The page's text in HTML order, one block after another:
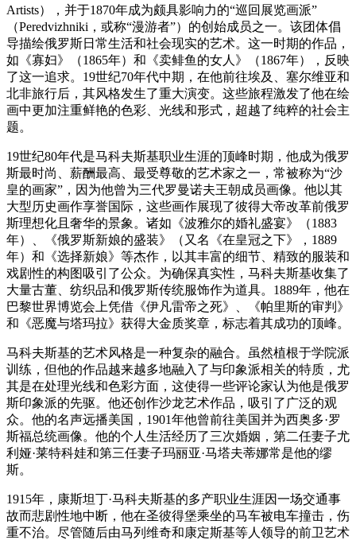
Artists），并于1870年成为颇具影响力的“巡回展览画派”
（Peredvizhniki，或称“漫游者”）的创始成员之一。该团体倡
导描绘俄罗斯日常生活和社会现实的艺术。这一时期的作品，
如《寡妇》（1865年）和《卖鲱鱼的女人》（1867年），反映
了这一追求。19世纪70年代中期，在他前往埃及、塞尔维亚和
北非旅行后，其风格发生了重大演变。这些旅程激发了他在绘
画中更加注重鲜艳的色彩、光线和形式，超越了纯粹的社会主
题。
19世纪80年代是马科夫斯基职业生涯的顶峰时期，他成为俄罗
斯最时尚、薪酬最高、最受尊敬的艺术家之一，常被称为“沙
皇的画家”，因为他曾为三代罗曼诺夫王朝成员画像。他以其
大型历史画作享誉国际，这些画作展现了彼得大帝改革前俄罗
斯理想化且奢华的景象。诸如《波雅尔的婚礼盛宴》（1883
年）、《俄罗斯新娘的盛装》（又名《在皇冠之下》，1889
年）和《选择新娘》等杰作，以其丰富的细节、精致的服装和
戏剧性的构图吸引了公众。为确保真实性，马科夫斯基收集了
大量古董、纺织品和俄罗斯传统服饰作为道具。1889年，他在
巴黎世界博览会上凭借《伊凡雷帝之死》、《帕里斯的审判》
和《恶魔与塔玛拉》获得大金质奖章，标志着其成功的顶峰。
马科夫斯基的艺术风格是一种复杂的融合。虽然植根于学院派
训练，但他的作品越来越多地融入了与印象派相关的特质，尤
其是在处理光线和色彩方面，这使得一些评论家认为他是俄罗
斯印象派的先驱。他还创作沙龙艺术作品，吸引了广泛的观
众。他的名声远播美国，1901年他曾前往美国并为西奥多·罗
斯福总统画像。他的个人生活经历了三次婚姻，第二任妻子尤
利娅·莱特科娃和第三任妻子玛丽亚·马塔夫蒂娜常是他的缪
斯。
1915年，康斯坦丁·马科夫斯基的多产职业生涯因一场交通事
故而悲剧性地中断，他在圣彼得堡乘坐的马车被电车撞击，伤
重不治。尽管随后由马列维奇和康定斯基等人领导的前卫艺术